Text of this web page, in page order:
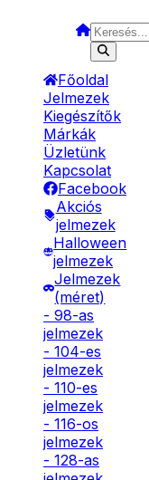
Főoldal
Jelmezek
Kiegészítők
Márkák
Üzletünk
Kapcsolat
Facebook
Akciós
jelmezek
Halloween
jelmezek
Jelmezek
(méret)
- 98-as
jelmezek
- 104-es
jelmezek
- 110-es
jelmezek
- 116-os
jelmezek
- 128-as